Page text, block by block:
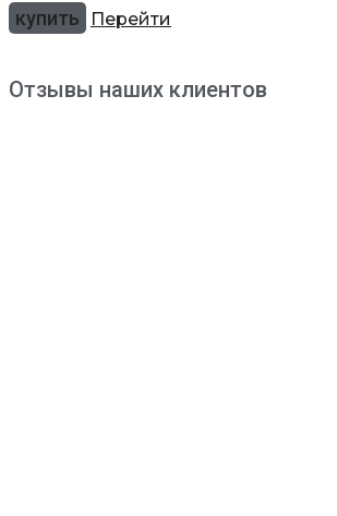
купить Перейти
Отзывы наших клиентов